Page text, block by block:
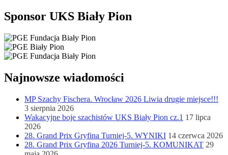
Sponsor UKS Biały Pion
Najnowsze wiadomości
MP Szachy Fischera. Wrocław 2026 Liwia drugie miejsce!!!
3 sierpnia 2026
Wakacyjne boje szachistów UKS Biały Pion cz.1 17 lipca
2026
28. Grand Prix Gryfina Turniej-5. WYNIKI 14 czerwca 2026
28. Grand Prix Gryfina 2026 Turniej-5. KOMUNIKAT 29